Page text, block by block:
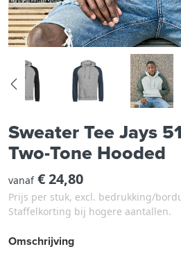
Sweater Tee Jays
Two-Tone Hooded
vanaf€ 24,80
Prijs per stuk, excl. bedrukking/
Staffelkorting bij hogere aantallen.
Omschrijving